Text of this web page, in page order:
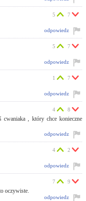
5 7
odpowiedz
5 7
odpowiedz
1 7
odpowiedz
cwaniaka , który chce konieczne
4 8
odpowiedz
4 2
odpowiedz
oczywiste.
7 9
odpowiedz